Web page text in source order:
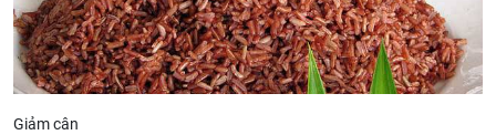
Giảm cân